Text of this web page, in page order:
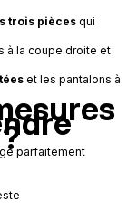
trois piècesqui
à la coupe droite et
et les pantalons à
parfaitement